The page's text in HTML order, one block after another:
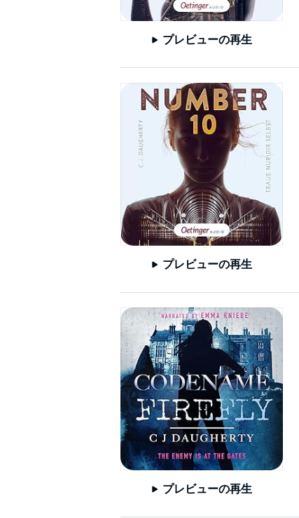
プレビューの再生
プレビューの再生
プレビューの再生